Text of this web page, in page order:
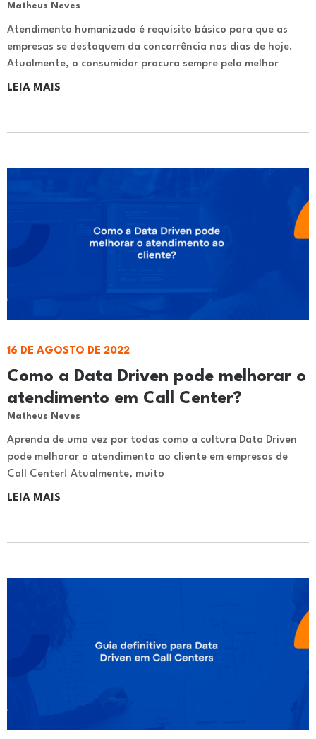
Matheus Neves
Atendimento humanizado é requisito básico para que as
empresas se destaquem da concorrência nos dias de hoje.
Atualmente, o consumidor procura sempre pela melhor
LEIA MAIS
Como a Data Driven pode melhorar o
atendimento em Call Center?
Matheus Neves
16 DE AGOSTO DE 2022
Aprenda de uma vez por todas como a cultura Data Driven
pode melhorar o atendimento ao cliente em empresas de
Call Center! Atualmente, muito
LEIA MAIS